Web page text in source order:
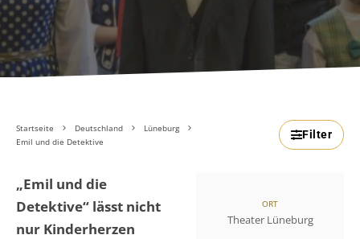
Startseite Deutschland
Lüneburg
Emil und die Detektive
Filter
ORT
Theater Lüneburg
„Emil und die
Detektive“ lässt nicht
nur Kinderherzen